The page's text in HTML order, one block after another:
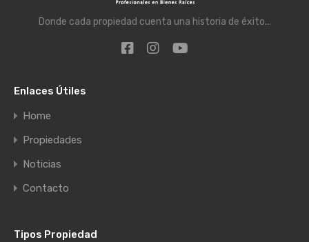
Donde cada propiedad cuenta una historia de éxito...
Enlaces Útiles
Home
Propiedades
Noticias
Contacto
Tipos Propiedad